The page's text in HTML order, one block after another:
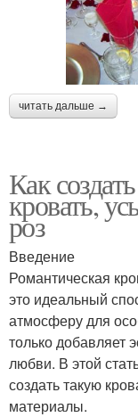
читать дальше →
Как
кровать,
роз
Введение
Романтическая
это идеальный
атмосферу для
только добавляет
любви. В этой
создать такую
материалы.